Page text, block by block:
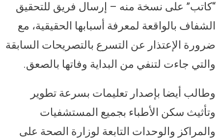
“كاتب” على نسخة منه – إرسال فريق للتحقيق
الشفاف بالواقعة لمعرفة أسبابها الحقيقية، مع
ضرورة الإعتذار عن التسرع بالتصريحات السابقة
والتي جاءت لتنفي من البداية وفاتها بالصعق.
وطالب أيضا بإصدار تعليمات بسرعة تطوير
وتأثيث سكن الأطباء بجميع المستشفيات
والمراكز والوحدات التابعة لوزارة الصحة على